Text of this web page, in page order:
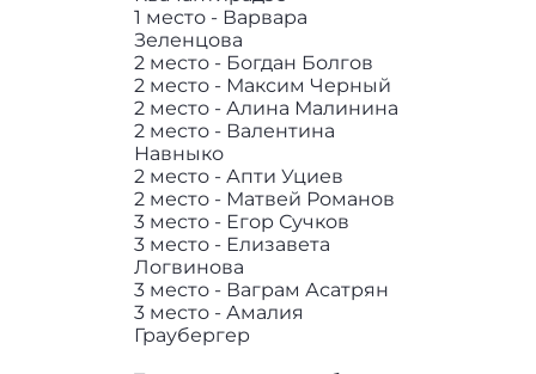
1 место - Варвара
Зеленцова
2 место - Богдан Болгов
2 место - Максим Черный
2 место - Алина Малинина
2 место - Валентина
Навныко
2 место - Апти Уциев
2 место - Матвей Романов
3 место - Егор Сучков
3 место - Елизавета
Логвинова
3 место - Ваграм Асатрян
3 место - Амалия
Граубергер